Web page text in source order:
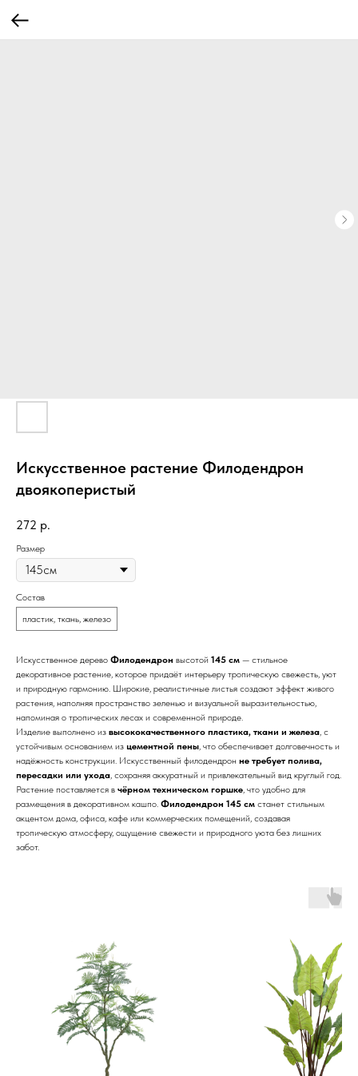
Искусственное растение Филодендрон
двоякоперистый
272 р.
Размер
Состав
пластик, ткань, железо
Искусственное дерево Филодендрон высотой 145 см — стильное
декоративное растение, которое придаёт интерьеру тропическую свежесть, уют
и природную гармонию. Широкие, реалистичные листья создают эффект живого
растения, наполняя пространство зеленью и визуальной выразительностью,
напоминая о тропических лесах и современной природе.
Изделие выполнено из высококачественного пластика, ткани и железа, с
устойчивым основанием из цементной пены, что обеспечивает долговечность и
надёжность конструкции. Искусственный филодендрон не требует полива,
пересадки или ухода, сохраняя аккуратный и привлекательный вид круглый год.
Растение поставляется в чёрном техническом горшке, что удобно для
размещения в декоративном кашпо. Филодендрон 145 см станет стильным
акцентом дома, офиса, кафе или коммерческих помещений, создавая
тропическую атмосферу, ощущение свежести и природного уюта без лишних
забот.